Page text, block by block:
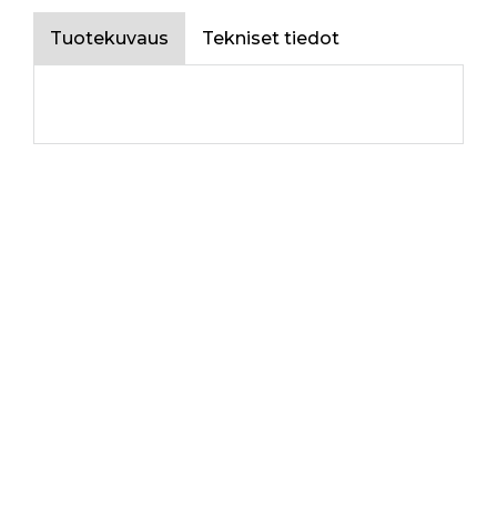
Tuotekuvaus Tekniset tiedot